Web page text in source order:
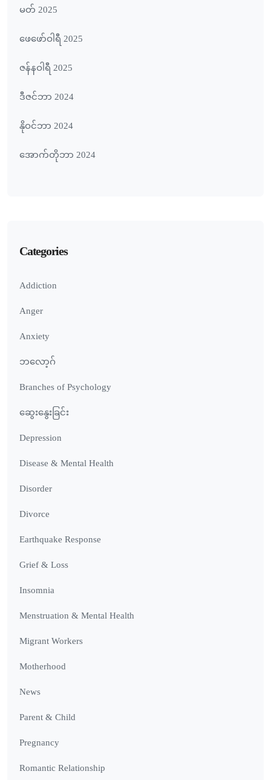
မတ် 2025
ဖေ‌ဖော်ဝါရီ 2025
ဇန်နဝါရီ 2025
ဒီဇင်ဘာ 2024
နိုဝင်ဘာ 2024
အောက်တိုဘာ 2024
Categories
Addiction
Anger
Anxiety
ဘလော့ဂ်
Branches of Psychology
ဆွေးနွေးခြင်း
Depression
Disease & Mental Health
Disorder
Divorce
Earthquake Response
Grief & Loss
Insomnia
Menstruation & Mental Health
Migrant Workers
Motherhood
News
Parent & Child
Pregnancy
Romantic Relationship